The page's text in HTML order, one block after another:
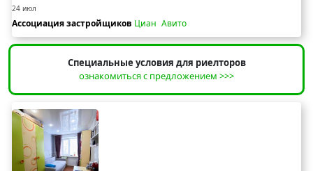
24 июл
Ассоциация застройщиков Циан Авито
Специальные условия для риелторов
ознакомиться с предложением >>>